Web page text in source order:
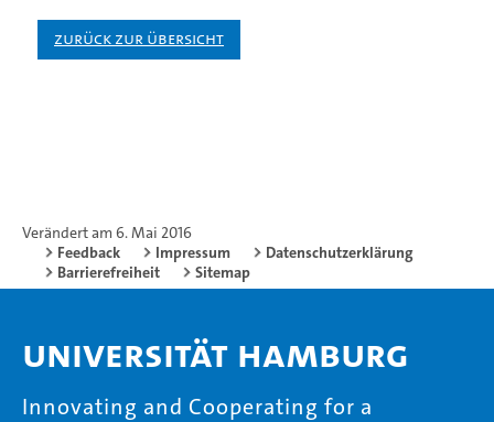
Zurück zur Übersicht
Verändert am 6. Mai 2016
Feedback
Impressum
Datenschutzerklärung
Barrierefreiheit
Sitemap
Universität Hamburg
Innovating and Cooperating for a